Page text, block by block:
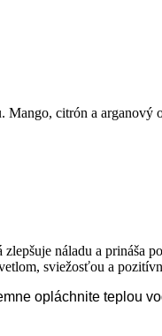
Mango, citrón a arganový
náladu a prináša
sviežosťou a
opláchnite teplou